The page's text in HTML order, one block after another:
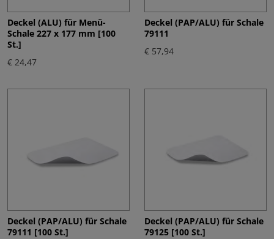
Deckel (ALU) für Menü-
Schale 227 x 177 mm [100
St.]
€ 24,47
Deckel (PAP/ALU) für Schale
79111
€ 57,94
Deckel (PAP/ALU) für Schale
79111 [100 St.]
Deckel (PAP/ALU) für Schale
79125 [100 St.]